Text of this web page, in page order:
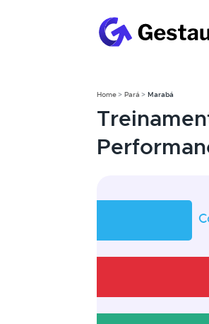
Home Pará Marabá